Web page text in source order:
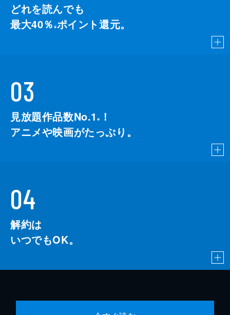
どれを読んでも
最大40％ ※ポイント還元。
03
見放題作品数No.1 ※
！
アニメや映画がたっぷり。
04
解約は
いつでもOK。